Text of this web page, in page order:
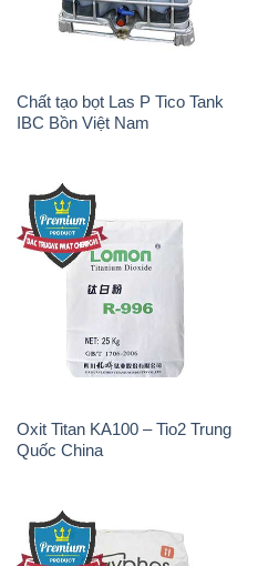
Chất tạo bọt Las P Tico Tank
IBC Bồn Việt Nam
Oxit Titan KA100 – Tio2 Trung
Quốc China